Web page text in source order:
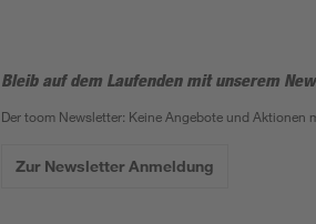
Bleib auf dem Laufenden mit unserem
Der toom Newsletter: Keine Angebote und Aktionen
Zur Newsletter Anmeldung